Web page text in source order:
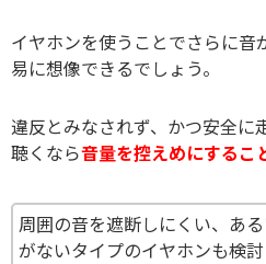
イヤホンを使うことでさらに音
易に想像できるでしょう。
違反とみなされず、かつ安全に
聴くなら音量を控えめにするこ
周囲の音を遮断しにくい、あ
がないタイプのイヤホンも検